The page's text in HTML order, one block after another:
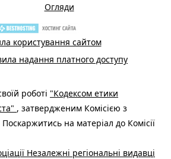
Огляди
користування сайтом
надання платного доступу
роботі "Кодексом етики
, затвердженим Комісією з
на матеріал до Комісії
Незалежні регіональні видавці